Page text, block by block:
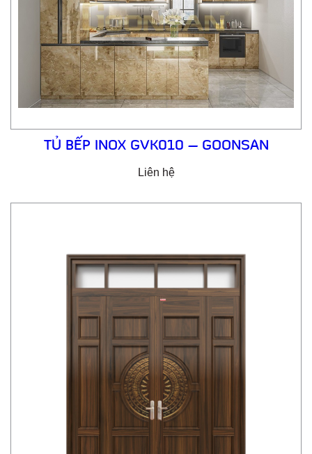
TỦ BẾP INOX GVK010 – GOONSAN
Liên hệ